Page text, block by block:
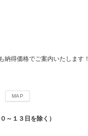
得価格でご案内いたします！
MAP
～１３日を除く）